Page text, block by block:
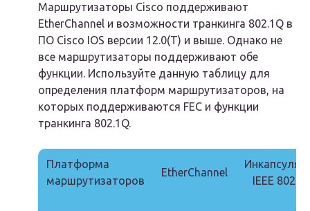
Маршрутизаторы Cisco поддерживают
EtherChannel и возможности транкинга 802.1Q в
ПО Cisco IOS версии 12.0(T) и выше. Однако не
все маршрутизаторы поддерживают обе
функции. Используйте данную таблицу для
определения платформ маршрутизаторов, на
которых поддерживаются FEC и функции
транкинга 802.1Q.
Платформа
маршрутизаторов
EtherChannel
IEEE